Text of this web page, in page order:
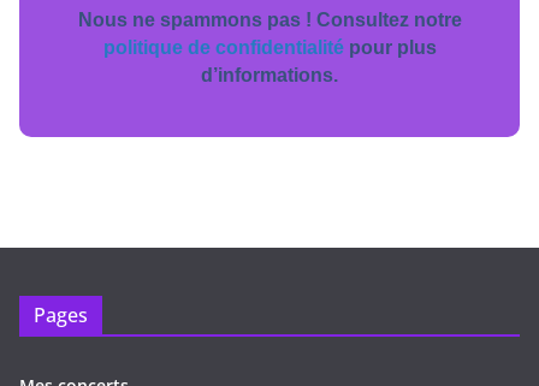
Nous ne spammons pas ! Consultez notre
politique de confidentialitépour plus
d’informations.
Pages